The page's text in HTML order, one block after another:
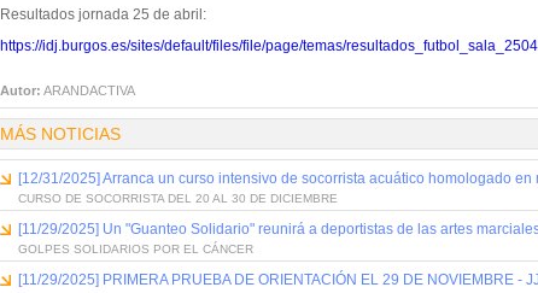
Resultados jornada 25 de abril:
https://idj.burgos.es/sites/default/files/file/page/temas/
Autor: ARANDACTIVA
MÁS NOTICIAS
[12/31/2025] Arranca un curso intensivo de socorrista acuático homologado
CURSO DE SOCORRISTA DEL 20 AL 30 DE DICIEMBRE
[11/29/2025] Un "Guanteo Solidario" reunirá a deportistas de las artes
GOLPES SOLIDARIOS POR EL CÁNCER
[11/29/2025] PRIMERA PRUEBA DE ORIENTACIÓN EL 29 DE NOVIEMBRE -